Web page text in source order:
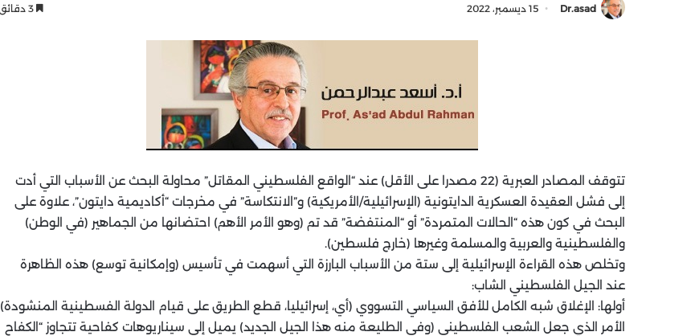
Dr.asad 15 ديسمبر، 2022
تتوقف المصادر العبرية (22 مصدرا على الأقل) عند “الواقع الفلسطيني المقاتل” محاولة البحث عن الأسباب التي أدت
إلى فشل العقيدة العسكرية الدايتونية (الإسرائيلية/الأمريكية) و”الانتكاسة” في مخرجات “أكاديمية دايتون”، علاوة على
البحث في كون هذه “الحالات المتمردة” أو “المنتفضة” قد تم (وهو الأمر الأهم) احتضانها من الجماهير (في الوطن)
والفلسطينية والعربية والمسلمة وغيرها (خارج فلسطين).
وتخلص هذه القراءة الإسرائيلية إلى ستة من الأسباب البارزة التي أسهمت في تأسيس (وإمكانية توسع) هذه الظاهرة
عند الجيل الفلسطيني الشاب:
أولها: الإغلاق شبه الكامل للأفق السياسي التسووي (أي، إسرائيليا، قطع الطريق على قيام الدولة الفسطينية المنشودة)
الأمر الذي جعل الشعب الفلسطيني (وفي الطليعة منه هذا الجيل الجديد) يميل إلى سيناريوهات كفاحية تتجاوز “الكفاح